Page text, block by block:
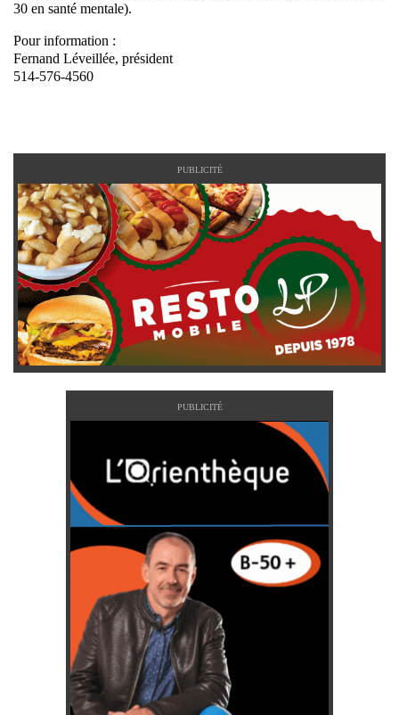
30 en santé mentale).
Pour information :
Fernand Léveillée, président
514-576-4560
PUBLICITÉ
PUBLICITÉ